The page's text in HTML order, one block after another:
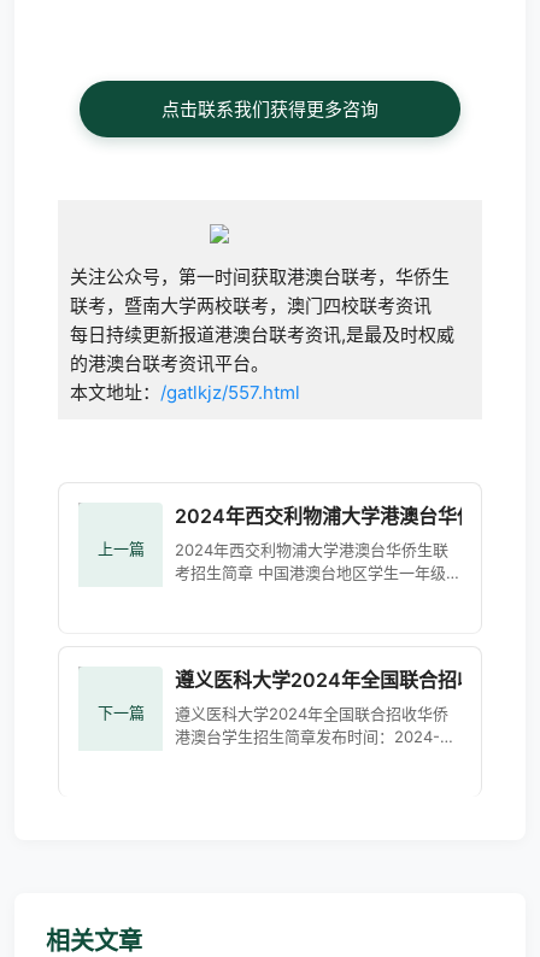
点击联系我们获得更多咨询
关注公众号，第一时间获取港澳台联考，华侨生
联考，暨南大学两校联考，澳门四校联考资讯
每日持续更新报道港澳台联考资讯,是最及时权威
的港澳台联考资讯平台。
本文地址： /gatlkjz/557.html
上一篇
2024年西交利物浦大学港澳台华侨生联考
2024年西交利物浦大学港澳台华侨生联
考招生简章 中国港澳台地区学生一年级入
下一篇
遵义医科大学2024年全国联合招收华侨港
遵义医科大学2024年全国联合招收华侨
港澳台学生招生简章发布时间：2024-
相关文章